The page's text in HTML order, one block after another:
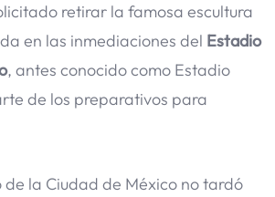
retirar la famosa escultura
en las inmediaciones del Estadio
, antes conocido como Estadio
de los preparativos para
de la Ciudad de México no tardó